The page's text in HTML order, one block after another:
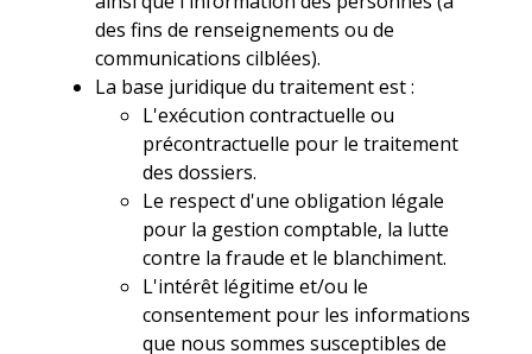
des fins de renseignements ou de
communications cilblées).
La base juridique du traitement est :
L'exécution contractuelle ou
précontractuelle pour le traitement
des dossiers.
Le respect d'une obligation légale
pour la gestion comptable, la lutte
contre la fraude et le blanchiment.
L'intérêt légitime et/ou le
consentement pour les informations
que nous sommes susceptibles de